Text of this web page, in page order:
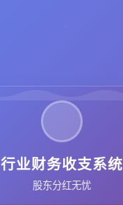
行业财务收支系统
股东分红无忧